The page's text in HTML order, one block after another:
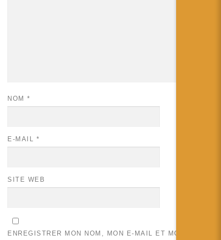
NOM *
E-MAIL *
SITE WEB
ENREGISTRER MON NOM, MON E-MAIL ET MON SITE